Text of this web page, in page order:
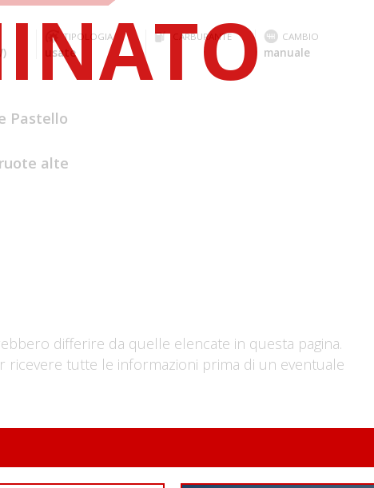
TIPOLOGIA
usate
CARBURANTE CAMBIO
manuale
Pastello
alte
differire da quelle elencate in questa pagina.
tutte le informazioni prima di un eventuale